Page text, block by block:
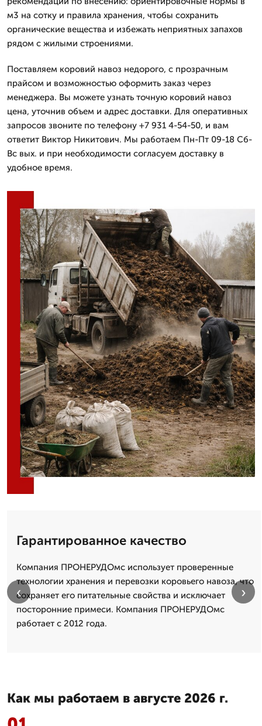
м3 на сотку и правила хранения, чтобы сохранить
органические вещества и избежать неприятных запахов
рядом с жилыми строениями.
Поставляем коровий навоз недорого, с прозрачным
прайсом и возможностью оформить заказ через
менеджера. Вы можете узнать точную коровий навоз
цена, уточнив объем и адрес доставки. Для оперативных
запросов звоните по телефону +7 931 4-54-50, и вам
ответит Виктор Никитович. Мы работаем Пн-Пт 09-18 Сб-
Вс вых. и при необходимости согласуем доставку в
удобное время.
Гарантированное качество
Компания ПРОНЕРУДОмс использует проверенные
технологии хранения и перевозки коровьего навоза, что
сохраняет его питательные свойства и исключает
посторонние примеси. Компания ПРОНЕРУДОмс
работает с 2012 года.
‹ ›
Как мы работаем в августе 2026 г.